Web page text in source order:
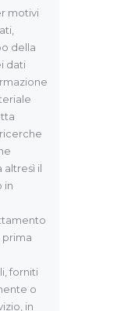
motivi
della
dati
il
in
prima
forniti
o
in